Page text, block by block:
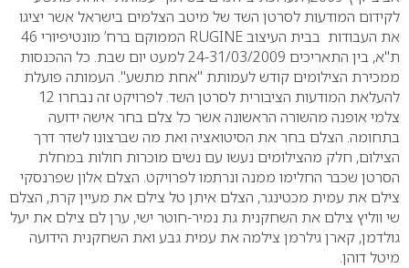
לקידום המודעות לסרטן השד של מיטב הצלמים בישראל אשר יציגו
את העבודות בבית העיצובRUGINE
הממוקם ברח’ מונטיפיורי 46
ת"א, בין התאריכים 24-31/03/2009 למעט יום שבת.
כל ההכנסות
ממכירת הצילומים קודש לעמותת "אחת מתשע". העמותה פועלת
להעלאת המודעות הציבורית לסרטן השד. לפרויקט זה נבחרו 12
צלמי אופנה מהשורה הראשונה אשר כל צלם בחר אישה ידועה
בתחומה. הצלם בחר את הסיטואציה ואת מה שברצונו לשדר דרך
הצילום, חלק מהצילומים נעשו עם נשים מוכרות חולות במחלת
הסרטן שכבר החלימו ממנה ונרתמו לפרויקט. הצלם אלון שפרנסקי
צילם את עמית מכטינגר, הצלם איתן טל צילם את מעיין קרת, הצלם
שי ווליץ צילם את השחקנית גת נמיר-חוטר ישי, ערן לם צילם את יעל
גולדמן, קארן גילרמן צילמה את עמית גבע ואת השחקנית הידועה
מיטל דוהן.